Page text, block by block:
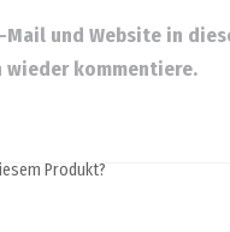
Mail und Website in
wieder kommentiere.
Produkt?